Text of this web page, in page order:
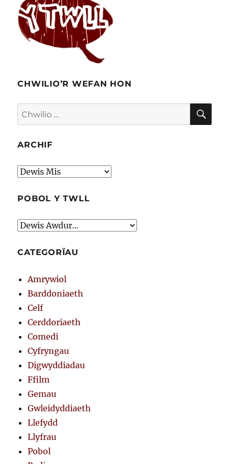
CHWILIO’R WEFAN HON
Chwilio
am:
ARCHIF
Archif
POBOL Y TWLL
CATEGORÏAU
Amrywiol
Barddoniaeth
Celf
Cerddoriaeth
Comedi
Cyfryngau
Digwyddiadau
Ffilm
Gemau
Gwleidyddiaeth
Llefydd
Llyfrau
Pobol